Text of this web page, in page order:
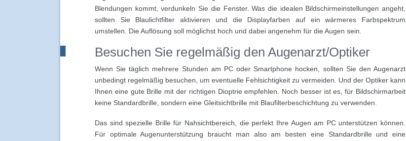
Blendungen kommt, verdunkeln Sie die Fenster. Was die idealen Bildschirmeinstellungen angeht,
sollten Sie Blaulichtfilter aktivieren und die Displayfarben auf ein wärmeres Farbspektrum
umstellen. Die Auflösung soll möglichst hoch und dabei angenehm für die Augen sein.
Besuchen Sie regelmäßig den Augenarzt/Optiker
Wenn Sie täglich mehrere Stunden am PC oder Smartphone hocken, sollten Sie den Augenarzt
unbedingt regelmäßig besuchen, um eventuelle Fehlsichtigkeit zu vermeiden. Und der Optiker kann
Ihnen eine gute Brille mit der richtigen Dioptrie empfehlen. Noch besser ist es, für Bildschirmarbeit
keine Standardbrille, sondern eine Gleitsichtbrille mit Blaufilterbeschichtung zu verwenden.
Das sind spezielle Brille für Nahsichtbereich, die perfekt Ihre Augen am PC unterstützen können.
Für optimale Augenunterstützung braucht man also am besten eine Standardbrille und eine